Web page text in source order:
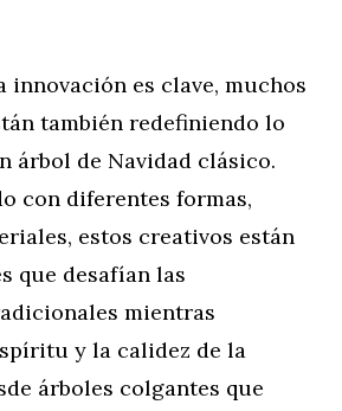
innovación es clave, muchos
también redefiniendo lo
árbol de Navidad clásico.
con diferentes formas,
estos creativos están
que desafían las
mientras
y la calidez de la
árboles colgantes que